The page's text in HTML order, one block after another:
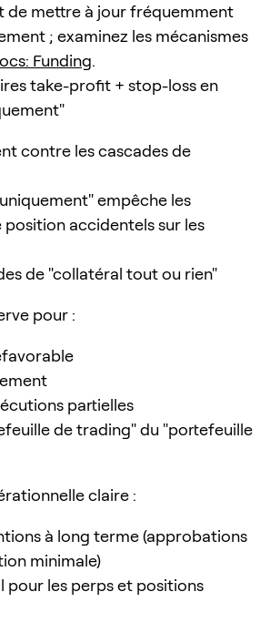
de mettre à jour fréquemment
; examinez les mécanismes
Funding.
take-profit + stop-loss en
contre les cascades de
empêche les
accidentels sur les
de "collatéral tout ou rien"
pour :
partielles
de trading" du "portefeuille
claire :
à long terme (approbations
minimale)
pour les perps et positions